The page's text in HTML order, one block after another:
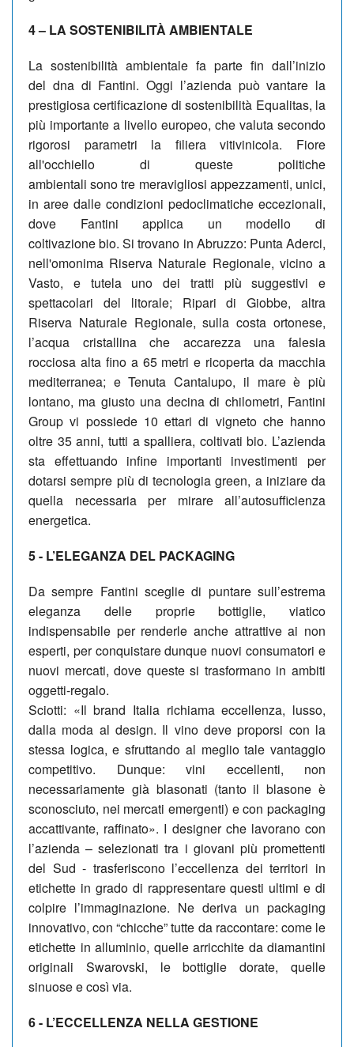
4 – LA SOSTENIBILITÀ AMBIENTALE
La sostenibilità ambientale fa parte fin dall’inizio
del dna di Fantini. Oggi l’azienda può vantare la
prestigiosa certificazione di sostenibilità Equalitas, la
più importante a livello europeo, che valuta secondo
rigorosi parametri la filiera vitivinicola. Fiore
all'occhiello di queste politiche
ambientali sono tre meravigliosi appezzamenti, unici,
in aree dalle condizioni pedoclimatiche eccezionali,
dove Fantini applica un modello di
coltivazione bio. Si trovano in Abruzzo: Punta Aderci,
nell'omonima Riserva Naturale Regionale, vicino a
Vasto, e tutela uno dei tratti più suggestivi e
spettacolari del litorale; Ripari di Giobbe, altra
Riserva Naturale Regionale, sulla costa ortonese,
l’acqua cristallina che accarezza una falesia
rocciosa alta fino a 65 metri e ricoperta da macchia
mediterranea; e Tenuta Cantalupo, il mare è più
lontano, ma giusto una decina di chilometri, Fantini
Group vi possiede 10 ettari di vigneto che hanno
oltre 35 anni, tutti a spalliera, coltivati bio. L’azienda
sta effettuando infine importanti investimenti per
dotarsi sempre più di tecnologia green, a iniziare da
quella necessaria per mirare all’autosufficienza
energetica.
5 - L’ELEGANZA DEL PACKAGING
Da sempre Fantini sceglie di puntare sull’estrema
eleganza delle proprie bottiglie, viatico
indispensabile per renderle anche attrattive ai non
esperti, per conquistare dunque nuovi consumatori e
nuovi mercati, dove queste si trasformano in ambiti
oggetti-regalo.
Sciotti: «Il brand Italia richiama eccellenza, lusso,
dalla moda al design. Il vino deve proporsi con la
stessa logica, e sfruttando al meglio tale vantaggio
competitivo. Dunque: vini eccellenti, non
necessariamente già blasonati (tanto il blasone è
sconosciuto, nei mercati emergenti) e con packaging
accattivante, raffinato». I designer che lavorano con
l’azienda – selezionati tra i giovani più promettenti
del Sud - trasferiscono l’eccellenza dei territori in
etichette in grado di rappresentare questi ultimi e di
colpire l’immaginazione. Ne deriva un packaging
innovativo, con “chicche” tutte da raccontare: come le
etichette in alluminio, quelle arricchite da diamantini
originali Swarovski, le bottiglie dorate, quelle
sinuose e così via.
6 - L’ECCELLENZA NELLA GESTIONE